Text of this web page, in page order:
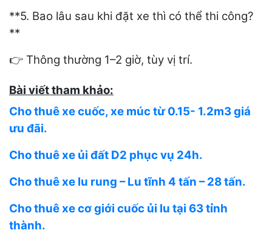
**5. Bao lâu sau khi đặt xe thì có thể thi công?
**
👉 Thông thường 1–2 giờ, tùy vị trí.
Bài viết tham khảo:
Cho thuê xe cuốc, xe múc từ 0.15- 1.2m3 giá
ưu đãi.
Cho thuê xe ủi đất D2 phục vụ 24h.
Cho thuê xe lu rung – Lu tĩnh 4 tấn – 28 tấn.
Cho thuê xe cơ giới cuốc ủi lu tại 63 tỉnh
thành.